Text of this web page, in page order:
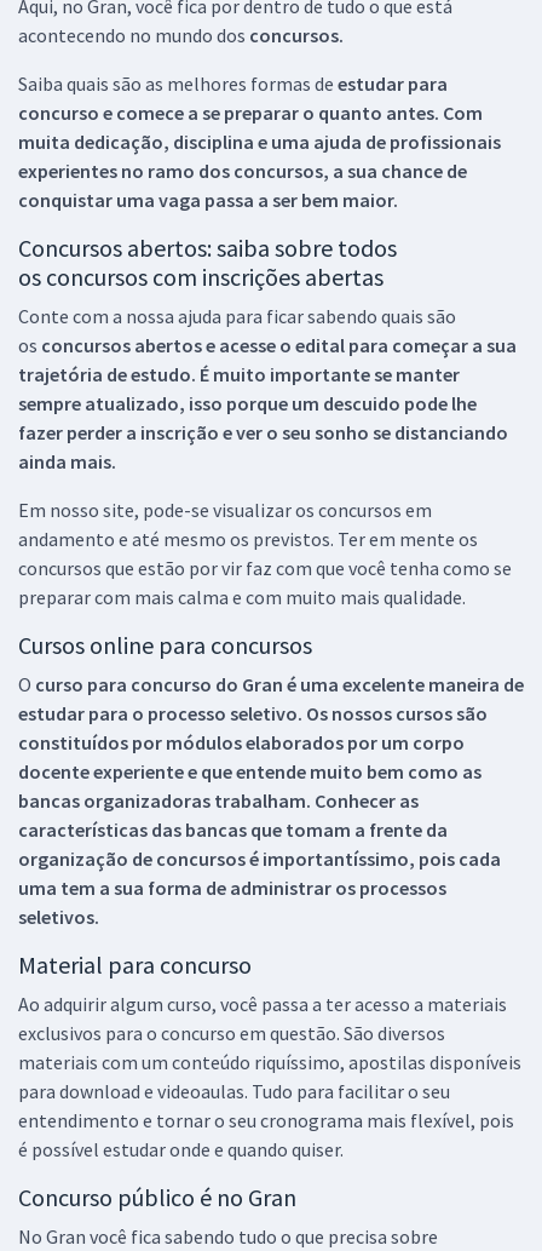
Aqui, no Gran, você fica por dentro de tudo o que está
acontecendo no mundo dos concursos.
Saiba quais são as melhores formas de estudar para
concurso e comece a se preparar o quanto antes. Com
muita dedicação, disciplina e uma ajuda de profissionais
experientes no ramo dos concursos, a sua chance de
conquistar uma vaga passa a ser bem maior.
Concursos abertos: saiba sobre todos
os concursos com inscrições abertas
Conte com a nossa ajuda para ficar sabendo quais são
os concursos abertos e acesse o edital para começar a sua
trajetória de estudo. É muito importante se manter
sempre atualizado, isso porque um descuido pode lhe
fazer perder a inscrição e ver o seu sonho se distanciando
ainda mais.
Em nosso site, pode-se visualizar os concursos em
andamento e até mesmo os previstos. Ter em mente os
concursos que estão por vir faz com que você tenha como se
preparar com mais calma e com muito mais qualidade.
Cursos online para concursos
O curso para concurso do Gran é uma excelente maneira de
estudar para o processo seletivo. Os nossos cursos são
constituídos por módulos elaborados por um corpo
docente experiente e que entende muito bem como as
bancas organizadoras trabalham. Conhecer as
características das bancas que tomam a frente da
organização de concursos é importantíssimo, pois cada
uma tem a sua forma de administrar os processos
seletivos.
Material para concurso
Ao adquirir algum curso, você passa a ter acesso a materiais
exclusivos para o concurso em questão. São diversos
materiais com um conteúdo riquíssimo, apostilas disponíveis
para download e videoaulas. Tudo para facilitar o seu
entendimento e tornar o seu cronograma mais flexível, pois
é possível estudar onde e quando quiser.
Concurso público é no Gran
No Gran você fica sabendo tudo o que precisa sobre